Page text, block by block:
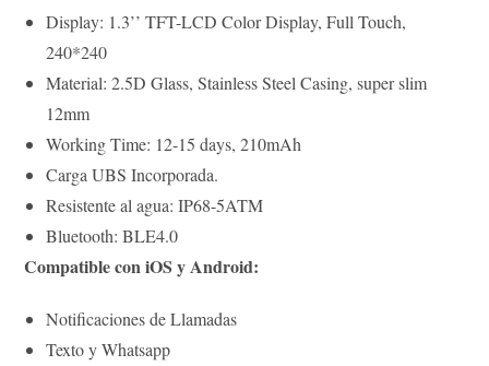
Display: 1.3’’ TFT-LCD Color Display, Full Touch,
240*240
Material: 2.5D Glass, Stainless Steel Casing, super slim
12mm
Working Time: 12-15 days, 210mAh
Carga UBS Incorporada.
Resistente al agua: IP68-5ATM
Bluetooth: BLE4.0
Compatible con iOS y Android:
Notificaciones de Llamadas
Texto y Whatsapp